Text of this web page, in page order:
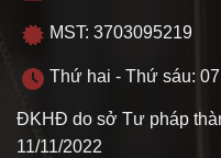
MST: 3703095219
Thứ hai - Thứ sáu:
ĐKHĐ do sở Tư pháp
11/11/2022